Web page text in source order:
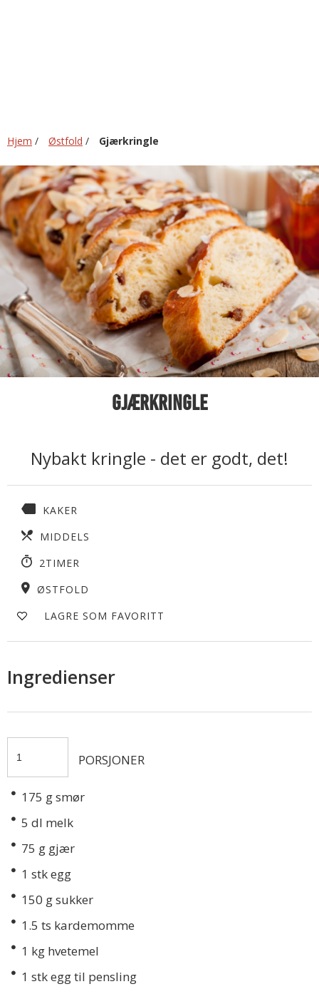
Hjem / Østfold / Gjærkringle
Gjærkringle
Nybakt kringle - det er godt, det!
KAKER
MIDDELS
2TIMER
ØSTFOLD
LAGRE SOM FAVORITT
Ingredienser
PORSJONER
175 g smør
5 dl melk
75 g gjær
1 stk egg
150 g sukker
1.5 ts kardemomme
1 kg hvetemel
1 stk egg til pensling